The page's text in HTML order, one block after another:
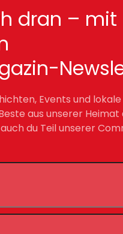
dran – mit
Events und
aus unserer Heimat
du Teil unserer